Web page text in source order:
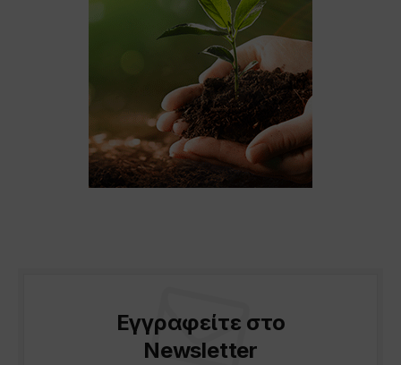
Εγγραφείτε στο
Newsletter